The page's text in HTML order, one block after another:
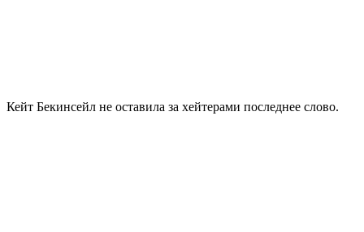
Кейт Бекинсейл не оставила за хейтерами последнее слово.